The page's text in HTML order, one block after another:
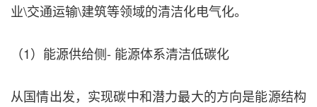
业\交通运输\建筑等领域的清洁化电气化。
（1）能源供给侧- 能源体系清洁低碳化
从国情出发，实现碳中和潜力最大的方向是能源结构